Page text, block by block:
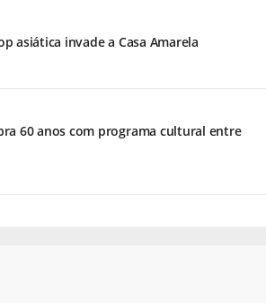
asiática invade a Casa Amarela
60 anos com programa cultural entre